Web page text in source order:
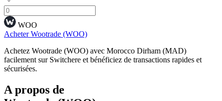
WOO
Acheter Wootrade (WOO)
Achetez Wootrade (WOO) avec Morocco Dirham (MAD)
facilement sur Switchere et bénéficiez de transactions rapides et
sécurisées.
A propos de